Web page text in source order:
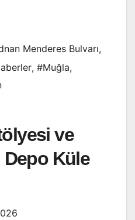
Menderes Bulvarı,
, #Muğla,
ve
Küle